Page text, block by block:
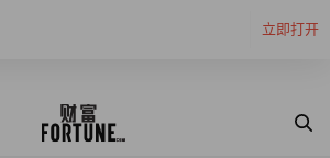
立即打开